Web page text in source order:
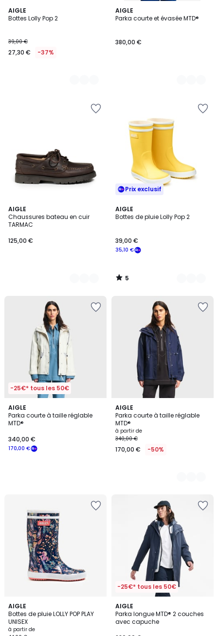
AIGLE
Bottes Lolly Pop 2
39,00 €
27,30 € -37%
2
Couleurs
AIGLE
Parka courte et évasée MTD®
380,00 €
4
Couleurs
AIGLE
Chaussures bateau en cuir
TARMAC
125,00 €
2
Couleurs
Prix exclusif
AIGLE
Bottes de pluie Lolly Pop 2
35,10 €
39,00 €
5
/
4
Couleurs
5
/
-25€* tous les 50€
AIGLE
Parka courte à taille réglable
MTD®
170,00 €
340,00 €
AIGLE
Parka courte à taille réglable
MTD®
à partir de
340,00 €
170,00 € -50%
2
Couleurs
AIGLE
Bottes de pluie LOLLY POP PLAY
UNISEX
à partir de
2
Couleurs
-25€* tous les 50€
AIGLE
Parka longue MTD® 2 couches
avec capuche
2
Couleurs